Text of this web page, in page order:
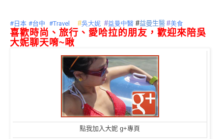
#日本 #台中 #Travel #吳大妮 #益曼中醫 #益曼生醫 #美食
喜歡時尚、旅行、愛哈拉的朋友，歡迎來陪吳
大妮聊天唷~啾
點我加入大妮 g+專頁